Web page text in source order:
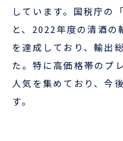
しています。国税庁の
と、2022年度の清酒の
を達成しており、輸出
た。特に高価格帯のプ
人気を集めており、今
す。